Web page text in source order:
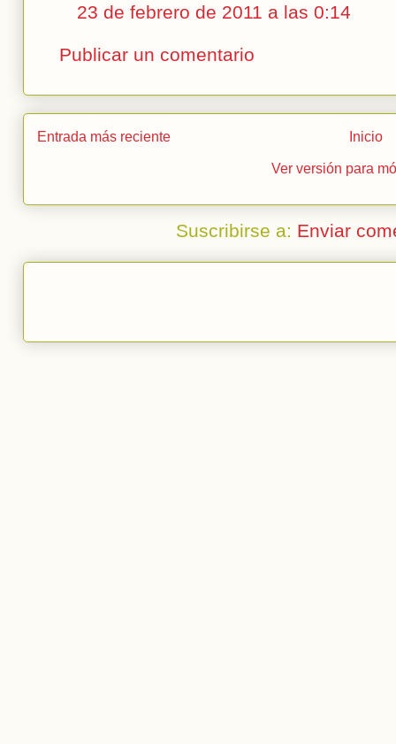
23 de febrero de 2011 a las 0:14
Publicar un comentario
Entrada más reciente Inicio
Ver versión para
Suscribirse a: Enviar